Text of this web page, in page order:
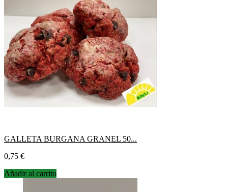
GALLETA BURGANA GRANEL 50...
Precio
0,75 €
Añadir al carrito